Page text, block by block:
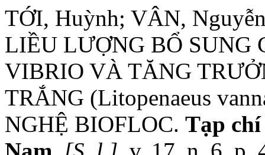
TỚI, Huỳnh; VÂN,
LIỀU LƯỢNG BỔ SUNG
VIBRIO VÀ TĂNG
TRẮNG (Litopenaeus
NGHỆ BIOFLOC. Tạp